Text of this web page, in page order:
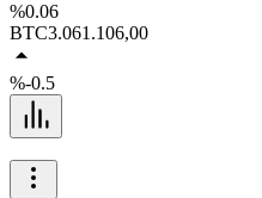
%0.06
BTC3.061.106,00
%-0.5